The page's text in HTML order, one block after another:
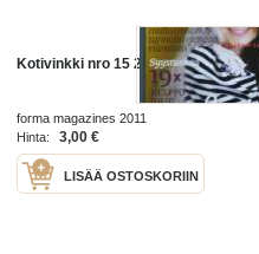
Kotivinkki nro 15 2011
forma magazines 2011
Hinta:
3,00 €
LISÄÄ OSTOSKORIIN